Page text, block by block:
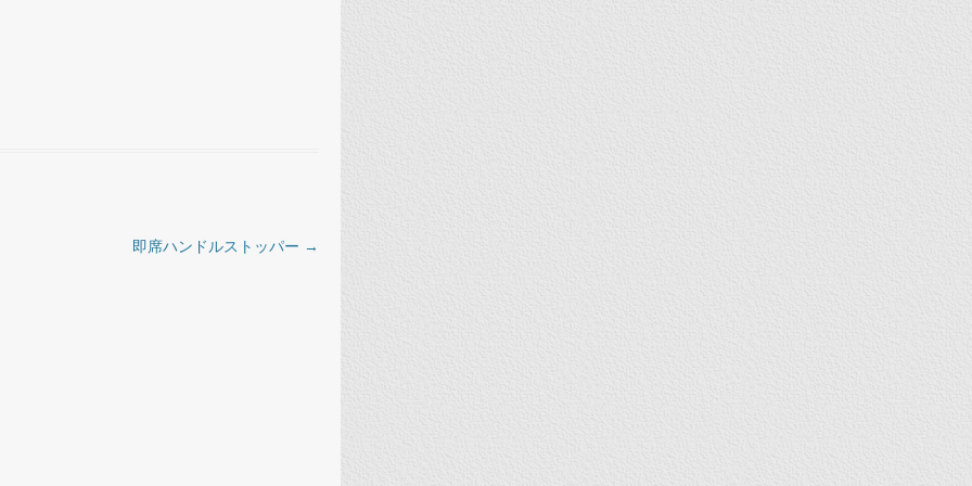
即席ハンドルストッパー →